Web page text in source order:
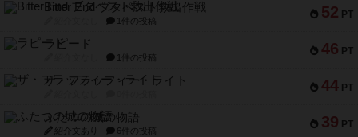
52 PT
Bitter End ブタペスト救出作戦
1件の投稿
46 PT
ラピード
1件の投稿
44 PT
ザ・フラッフィー・ライト
39 PT
ふたつの城の物語
紹介文あり 6件の投稿